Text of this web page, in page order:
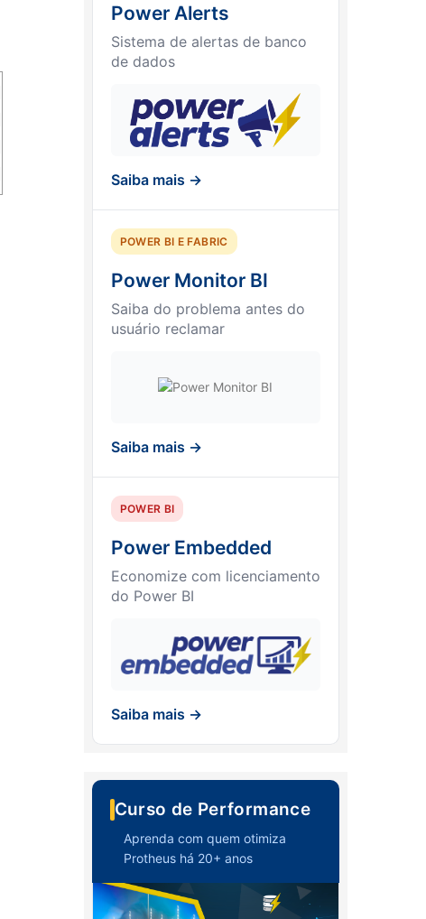
Power Alerts
Sistema de alertas de banco
de dados
Saiba mais →
POWER BI E FABRIC
Power Monitor BI
Saiba do problema antes do
usuário reclamar
Saiba mais →
POWER BI
Power Embedded
Economize com licenciamento
do Power BI
Saiba mais →
Curso de Performance
Aprenda com quem otimiza
Protheus há 20+ anos